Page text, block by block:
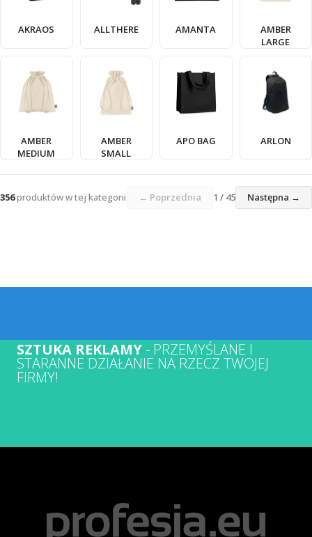
AKRAOS ALLTHERE AMANTA
AMBER
LARGE
AMBER
MEDIUM
AMBER
SMALL
APO BAG ARLON
356produktów w tej kategorii ← Poprzednia 1 / 45 Następna →
SZTUKA REKLAMY- PRZEMYŚLANE I
STARANNE DZIAŁANIE NA RZECZ TWOJEJ
FIRMY!